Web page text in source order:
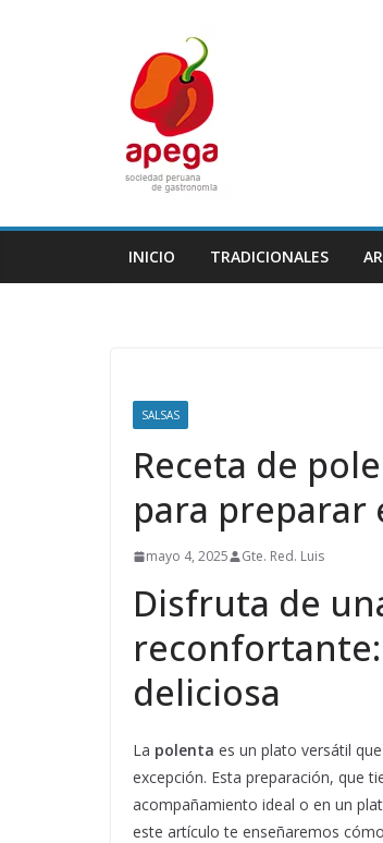
INICIO TRADICIONALES
SALSAS
Receta de
para preparar
mayo 4, 2025 Gte. Red. Luis
Disfruta de
deliciosa
La polenta es un plato versátil
excepción. Esta preparación, que
acompañamiento ideal o en un
este artículo te enseñaremos